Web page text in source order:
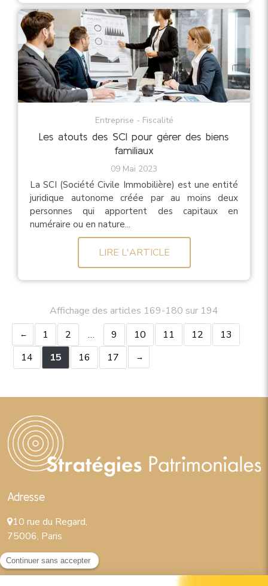
Entreprise - Fiscalité
Les atouts des SCI pour gérer des biens
familiaux
09 Mai 2023
La SCI (Société Civile Immobilière) est une entité
juridique autonome créée par au moins deux
personnes qui apportent des capitaux en
numéraire ou en nature...
LIRE L'ARTICLE
Affichage des articles 169-180 sur 194
1
2 … 9 10 11 12
13
14
15 16 17
Adresse
10 rue du Regard,
75006, Paris
Contact